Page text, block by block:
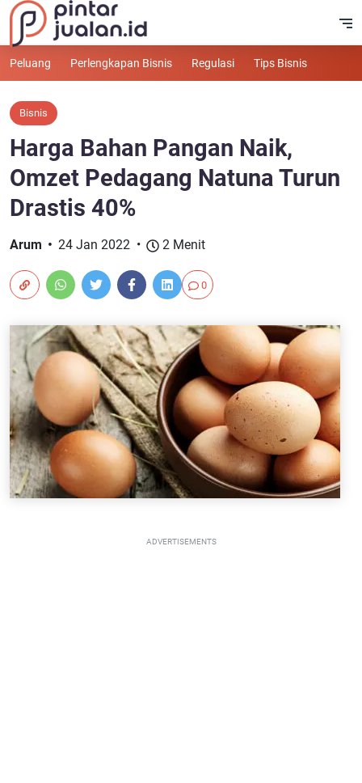
Peluang Perlengkapan Bisnis Regulasi Tips Bisnis
Bisnis
Harga Bahan Pangan Naik,
Omzet Pedagang Natuna Turun
Drastis 40%
Arum 24 Jan 2022 2 Menit
0
ADVERTISEMENTS